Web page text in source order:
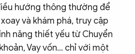
hướng thông thường để
và khám phá, truy cập
năng thiết yếu từ Chuyển
Vay vốn… chỉ với một